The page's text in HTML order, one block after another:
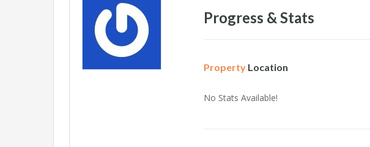
Progress & Stats
PropertyLocation
No Stats Available!